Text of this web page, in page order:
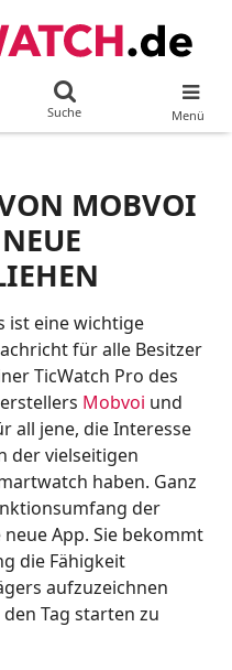
Suche Menü
MOBVOI
ist eine wichtige
für alle Besitzer
TicWatch Pro des
Mobvoi und
all jene, die Interesse
der vielseitigen
haben. Ganz
der
App. Sie bekommt
die Fähigkeit
aufzuzeichnen
Tag starten zu